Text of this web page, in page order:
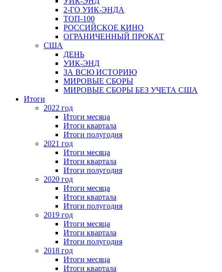
2-ГО УИК-ЭНДА
ТОП-100
РОССИЙСКОЕ КИНО
ОГРАНИЧЕННЫЙ ПРОКАТ
США
ДЕНЬ
УИК-ЭНД
ЗА ВСЮ ИСТОРИЮ
МИРОВЫЕ СБОРЫ
МИРОВЫЕ СБОРЫ БЕЗ УЧЕТА США
Итоги
2022 год
Итоги месяца
Итоги квартала
Итоги полугодия
2021 год
Итоги месяца
Итоги квартала
Итоги полугодия
2020 год
Итоги месяца
Итоги квартала
Итоги полугодия
2019 год
Итоги месяца
Итоги квартала
Итоги полугодия
2018 год
Итоги месяца
Итоги квартала